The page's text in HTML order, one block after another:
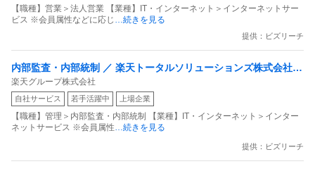
【職種】営業＞法人営業 【業種】IT・インターネット＞インターネットサー
ビス ※会員属性などに応じ
…続きを見る
提供：ビズリーチ
内部監査・内部統制 ／ 楽天トータルソリューションズ株式会社
戦略事業コンプライアンス支援部 業務統制支援課：ショップコン
プライアンス推進担当（SBCSD）
楽天グループ株式会社
自社サービス 若手活躍中 上場企業
【職種】管理＞内部監査・内部統制 【業種】IT・インターネット＞インター
ネットサービス ※会員属性 …続きを見る
提供：ビズリーチ